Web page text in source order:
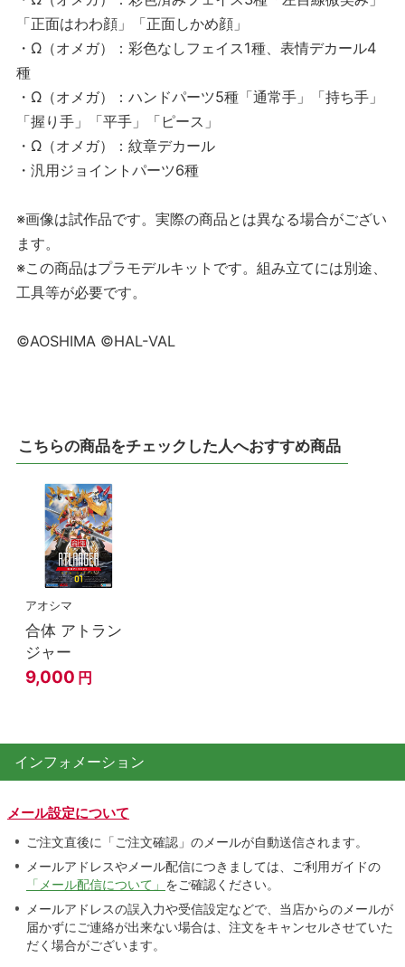
「正面はわわ顔」「正面しかめ顔」
・Ω（オメガ）：彩色なしフェイス1種、表情デカール4
種
・Ω（オメガ）：ハンドパーツ5種「通常手」「持ち手」
「握り手」「平手」「ピース」
・Ω（オメガ）：紋章デカール
・汎用ジョイントパーツ6種
※画像は試作品です。実際の商品とは異なる場合がござい
ます。
※この商品はプラモデルキットです。組み立てには別途、
工具等が必要です。
©AOSHIMA ©HAL-VAL
こちらの商品をチェックした人へおすすめ商品
アオシマ
合体 アトラン
ジャー
9,000 円
インフォメーション
メール設定について
ご注文直後に「ご注文確認」のメールが自動送信されます。
メールアドレスやメール配信につきましては、ご利用ガイドの
「メール配信について」 をご確認ください。
メールアドレスの誤入力や受信設定などで、当店からのメールが
届かずにご連絡が出来ない場合は、注文をキャンセルさせていた
だく場合がございます。